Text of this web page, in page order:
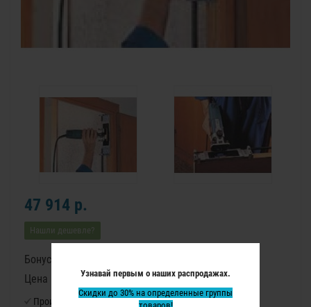
Узнавай первым о наших распродажах.
Скидки до 30% на определенные группы
товаров!
47 914 р.
Нашли дешевле?
Бонусные баллы: 599
Цена в бонусных баллах: 39920
Производитель: